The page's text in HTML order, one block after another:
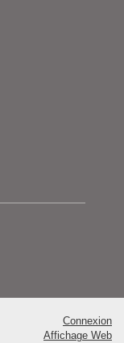
Connexion
Affichage Web